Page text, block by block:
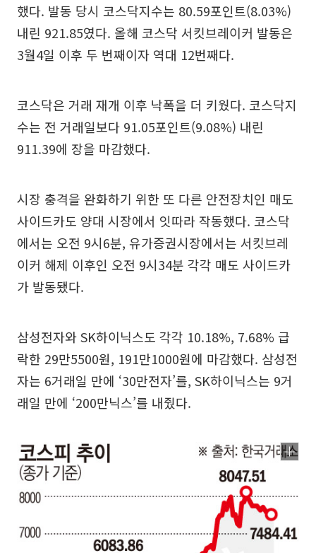
했다. 발동 당시 코스닥지수는 80.59포인트(8.03%)
내린 921.85였다. 올해 코스닥 서킷브레이커 발동은
3월4일 이후 두 번째이자 역대 12번째다.
코스닥은 거래 재개 이후 낙폭을 더 키웠다. 코스닥지
수는 전 거래일보다 91.05포인트(9.08%) 내린
911.39에 장을 마감했다.
시장 충격을 완화하기 위한 또 다른 안전장치인 매도
사이드카도 양대 시장에서 잇따라 작동했다. 코스닥
에서는 오전 9시6분, 유가증권시장에서는 서킷브레
이커 해제 이후인 오전 9시34분 각각 매도 사이드카
가 발동됐다.
삼성전자와 SK하이닉스도 각각 10.18%, 7.68% 급
락한 29만5500원, 191만1000원에 마감했다. 삼성전
자는 6거래일 만에 ‘30만전자’를, SK하이닉스는 9거
래일 만에 ‘200만닉스’를 내줬다.